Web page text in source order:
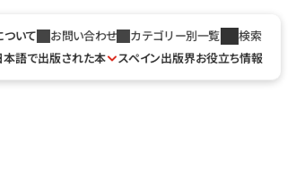
ついて お問い合わせ カテゴリー別一覧
検索
本語で出版された本 スペイン出版界お役立ち情報